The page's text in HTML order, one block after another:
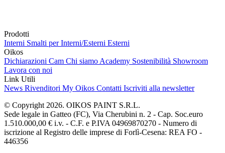
Prodotti
Interni Smalti per Interni/Esterni Esterni
Oikos
Dichiarazioni Cam Chi siamo Academy Sostenibilità Showroom
Lavora con noi
Link Utili
News Rivenditori My Oikos Contatti Iscriviti alla newsletter
© Copyright 2026. OIKOS PAINT S.R.L.
Sede legale in Gatteo (FC), Via Cherubini n. 2 - Cap. Soc.euro
1.510.000,00 € i.v. - C.F. e P.IVA 04969870270 - Numero di
iscrizione al Registro delle imprese di Forlì-Cesena: REA FO -
446356